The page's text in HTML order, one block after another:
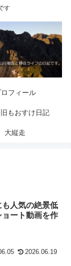
す
ロフィール
もおすけ日記
大縦走
人気の絶景低
ート動画を作
2026.06.19